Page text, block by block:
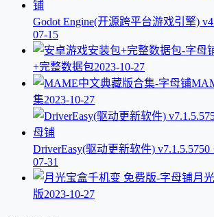
Godot Engine(开源跨平台游戏引擎)
07-15
+完整数据包2023-10-27
集2023-10-27
DriverEasy(驱动更新软件)
07-31
月
版2023-10-27